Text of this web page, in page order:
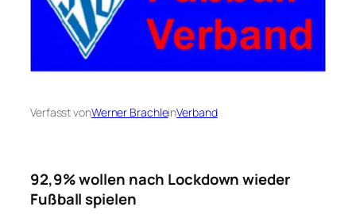
Verfasst vonWerner BrachleinVerband
92,9% wollen nach Lockdown wieder
Fußball spielen